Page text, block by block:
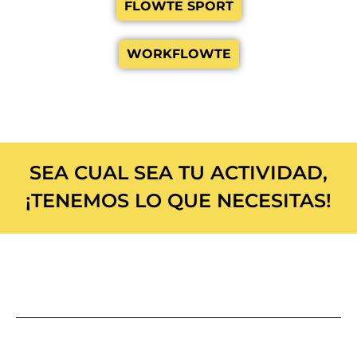
FLOWTE SPORT
WORKFLOWTE
SEA CUAL SEA TU ACTIVIDAD,
¡TENEMOS LO QUE NECESITAS!